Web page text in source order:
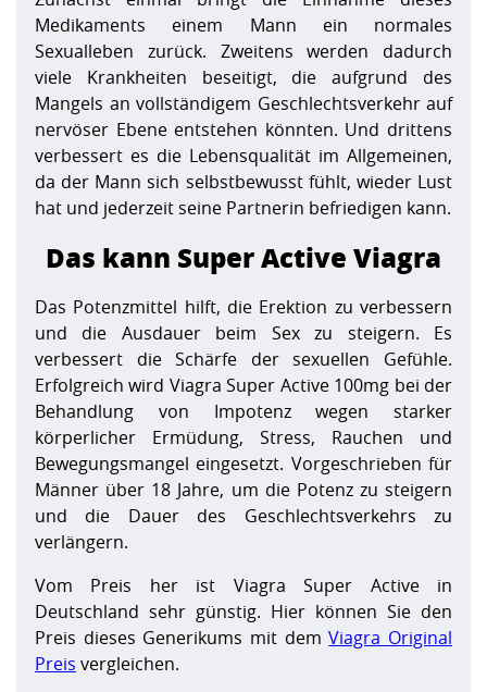
Medikaments einem Mann ein normales
Sexualleben zurück. Zweitens werden dadurch
viele Krankheiten beseitigt, die aufgrund des
Mangels an vollständigem Geschlechtsverkehr auf
nervöser Ebene entstehen könnten. Und drittens
verbessert es die Lebensqualität im Allgemeinen,
da der Mann sich selbstbewusst fühlt, wieder Lust
hat und jederzeit seine Partnerin befriedigen kann.
Das kann Super Active Viagra
Das Potenzmittel hilft, die Erektion zu verbessern
und die Ausdauer beim Sex zu steigern. Es
verbessert die Schärfe der sexuellen Gefühle.
Erfolgreich wird Viagra Super Active 100mg bei der
Behandlung von Impotenz wegen starker
körperlicher Ermüdung, Stress, Rauchen und
Bewegungsmangel eingesetzt. Vorgeschrieben für
Männer über 18 Jahre, um die Potenz zu steigern
und die Dauer des Geschlechtsverkehrs zu
verlängern.
Vom Preis her ist Viagra Super Active in
Deutschland sehr günstig. Hier können Sie den
Preis dieses Generikums mit demViagra Original
Preis vergleichen.